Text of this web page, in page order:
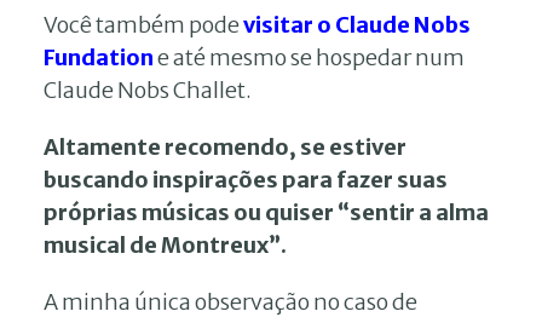
Você também podevisitar o Claude Nobs
Fundatione até mesmo se hospedar num
Claude Nobs Challet.
Altamente recomendo, se estiver
buscando inspirações para fazer suas
próprias músicas ou quiser “sentir a alma
musical de Montreux”.
A minha única observação no caso de